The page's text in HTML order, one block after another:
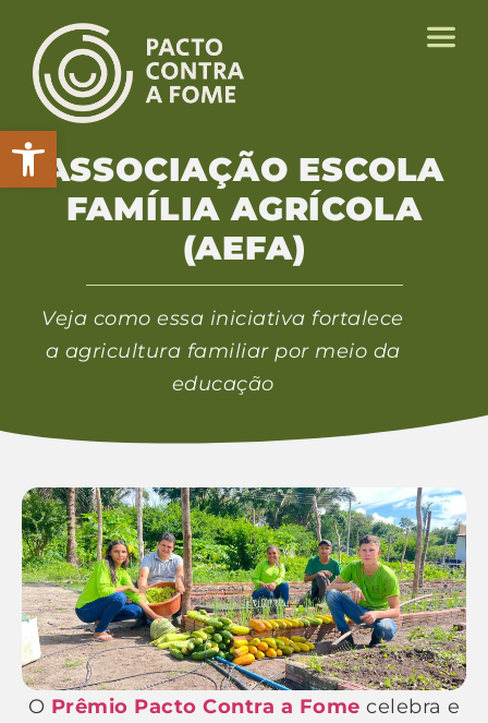
Abrir a barra de ferramentas
ASSOCIAÇÃO ESCOLA
FAMÍLIA AGRÍCOLA
(AEFA)
Veja como essa iniciativa fortalece
a agricultura familiar por meio da
educação
O Prêmio Pacto Contra a Fome celebra e